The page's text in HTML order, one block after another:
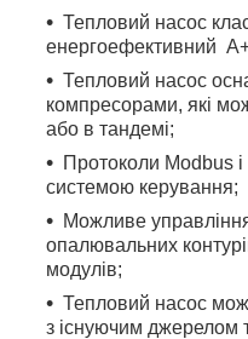
Тепловий насос
енергоефективний
Тепловий насос
компресорами, які
або в тандемі;
Протоколи Modbus
системою керування;
Можливе
опалювальних
модулів;
Тепловий насос
з існуючим джерелом